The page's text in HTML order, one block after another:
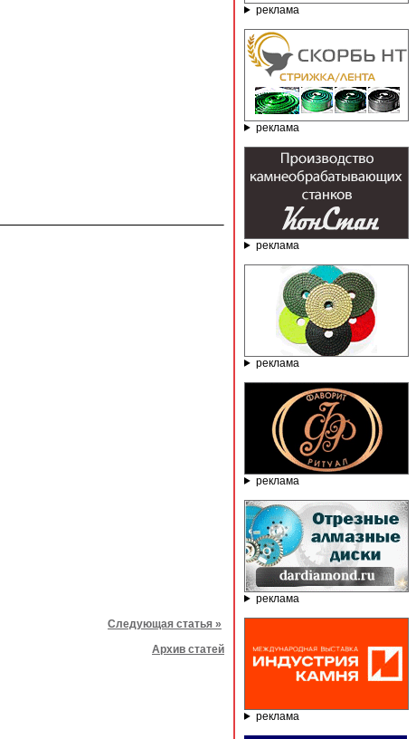
Следующая статья »
Архив статей
реклама
реклама
реклама
реклама
реклама
реклама
реклама